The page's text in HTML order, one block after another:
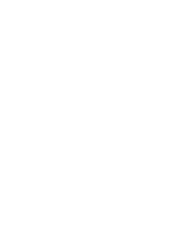
しパーツ